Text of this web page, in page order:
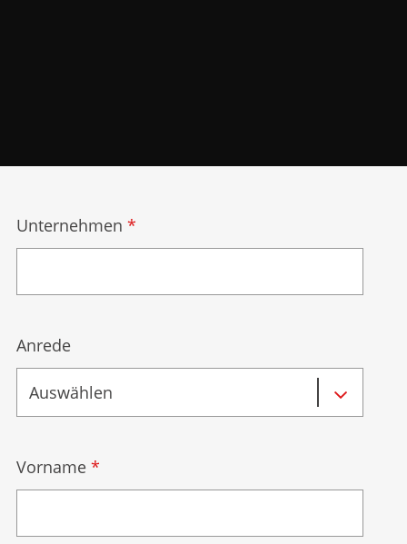
Unternehmen *
Anrede
Auswählen
Vorname *